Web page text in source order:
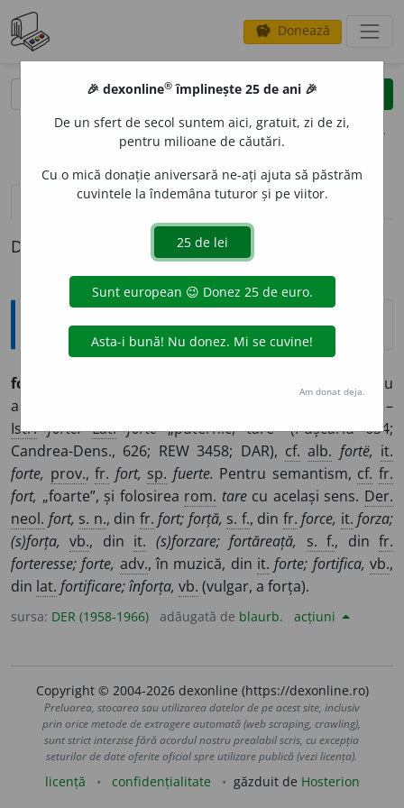
savings Donează
clear
opțiuni
definiții (1) pronunțievolume_up (50)
Definiția cu ID-ul 497846:
Etimologice
fo
– Determinativ pe lîngă un adjectv sau
adverb care ajută la formarea superlativului absolut. –
Istr. forte. Lat. fŏrte„puternic, tare” (Pușcariu 634;
Candrea-Dens., 626; REW 3458; DAR), cf. alb. fortë, it.
forte, prov.,fr. fort, sp. fuerte. Pentru semantism, cf. fr.
fort, „foarte”, și folosirea rom. tarecu același sens. Der.
neol. fort, s. n., din fr. fort; forță, s. f., din fr. force, it. forza;
(s)forța, vb., din it. (s)forzare; fortăreață, s. f., dinfr.
forteresse; forte, adv., în muzică, din it. forte; fortifica, vb.,
din lat. fortificare; înforța, vb. (vulgar, a forța).
sursa: DER (1958-1966) adăugată de blaurb. acțiuni
Copyright © 2004-2026 dexonline (https://dexonline.ro)
Preluarea, stocarea sau utilizarea datelor de pe acest site, inclusiv
prin orice metode de extragere automată (web scraping, crawling),
sunt strict interzise fără acordul nostru prealabil scris, cu excepția
seturilor de date oferite oficial spre utilizare publică (vezi licența).
licență confidențialitate găzduit de Hosterion
🎉 dexonline® împlinește 25 de ani 🎉
De un sfert de secol suntem aici, gratuit, zi de zi,
pentru milioane de căutări.
Cu o mică donație aniversară ne-ați ajuta să păstrăm
cuvintele la îndemâna tuturor și pe viitor.
Am donat deja.